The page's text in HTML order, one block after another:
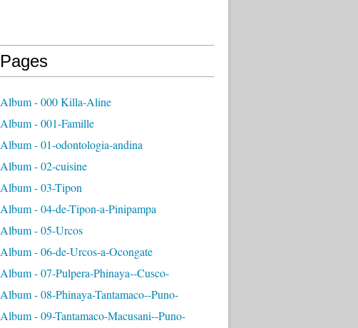
Pages
Album - 000 Killa-Aline
Album - 001-Famille
Album - 01-odontologia-andina
Album - 02-cuisine
Album - 03-Tipon
Album - 04-de-Tipon-a-Pinipampa
Album - 05-Urcos
Album - 06-de-Urcos-a-Ocongate
Album - 07-Pulpera-Phinaya--Cusco-
Album - 08-Phinaya-Tantamaco--Puno-
Album - 09-Tantamaco-Macusani--Puno-